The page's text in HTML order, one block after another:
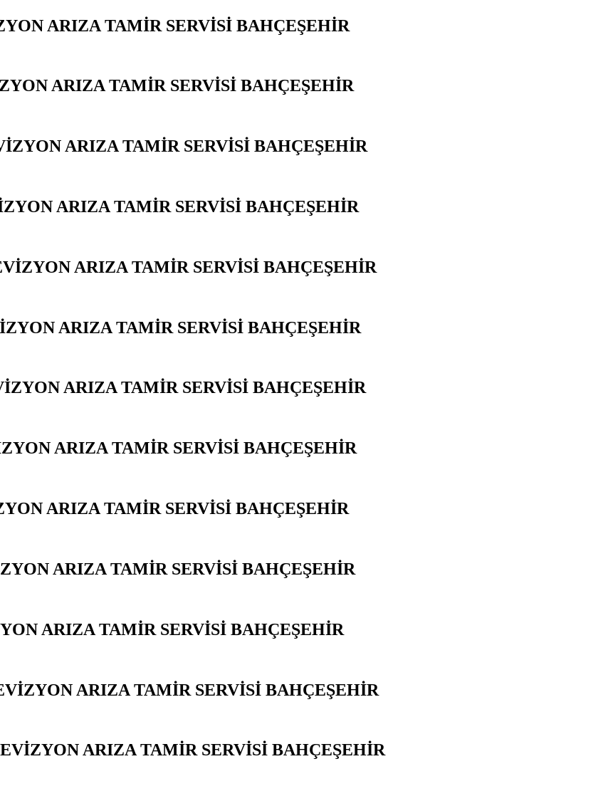
ARIZA TAMİR SERVİSİ BAHÇEŞEHİR
ARIZA TAMİR SERVİSİ BAHÇEŞEHİR
ARIZA TAMİR SERVİSİ BAHÇEŞEHİR
ARIZA TAMİR SERVİSİ BAHÇEŞEHİR
ARIZA TAMİR SERVİSİ BAHÇEŞEHİR
ARIZA TAMİR SERVİSİ BAHÇEŞEHİR
ARIZA TAMİR SERVİSİ BAHÇEŞEHİR
ARIZA TAMİR SERVİSİ BAHÇEŞEHİR
ARIZA TAMİR SERVİSİ BAHÇEŞEHİR
ARIZA TAMİR SERVİSİ BAHÇEŞEHİR
ARIZA TAMİR SERVİSİ BAHÇEŞEHİR
ARIZA TAMİR SERVİSİ BAHÇEŞEHİR
ARIZA TAMİR SERVİSİ BAHÇEŞEHİR